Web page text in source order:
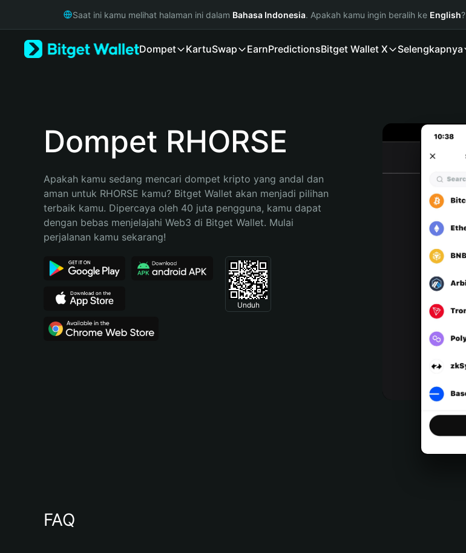
Русский
Bahasa Indonesia
Español (Argentina)
Saat ini kamu melihat halaman ini dalam Bahasa Indonesia. Apakah kamu ingin beralih ke English?
Dompet KartuSwap EarnPredictionsBitget Wallet X Selengkapnya
Dompet RHORSE
Apakah kamu sedang mencari dompet kripto yang andal dan
aman untuk RHORSE kamu? Bitget Wallet akan menjadi pilihan
terbaik kamu. Dipercaya oleh 40 juta pengguna, kamu dapat
dengan bebas menjelajahi Web3 di Bitget Wallet. Mulai
perjalanan kamu sekarang!
Unduh
FAQ